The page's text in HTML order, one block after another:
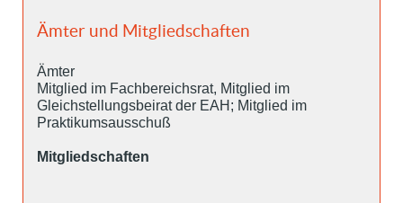
Ämter und Mitgliedschaften
Ämter
Mitglied im Fachbereichsrat, Mitglied im
Gleichstellungsbeirat der EAH; Mitglied im
Praktikumsausschuß
Mitgliedschaften